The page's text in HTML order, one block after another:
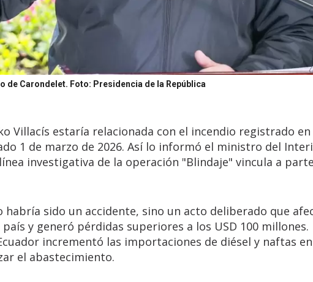
de Carondelet. Foto: Presidencia de la República
Villacís estaría relacionada con el incendio registrado en
1 de marzo de 2026. Así lo informó el ministro del
investigativa de la operación "Blindaje" vincula a
habría sido un accidente, sino un acto deliberado que
y generó pérdidas superiores a los USD 100 millones.
incrementó las importaciones de diésel y naftas
el abastecimiento.